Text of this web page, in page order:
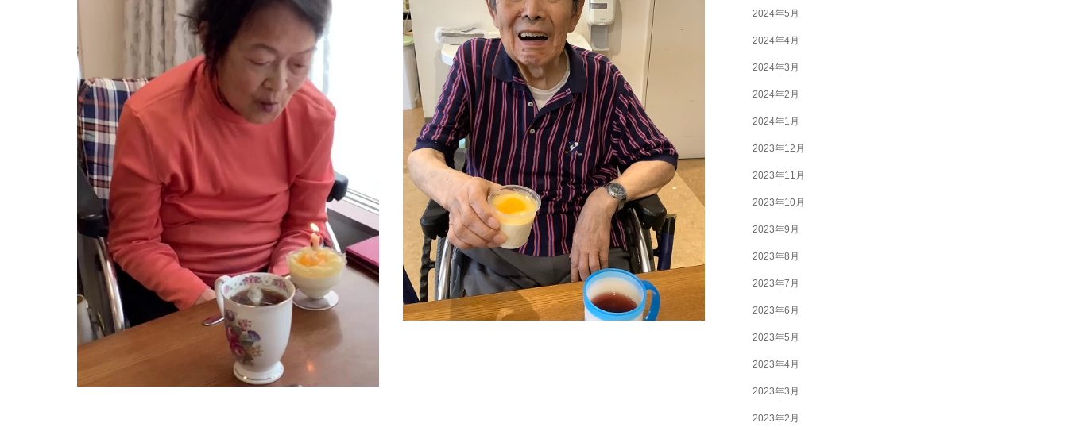
2024年5月
2024年4月
2024年3月
2024年2月
2024年1月
2023年12月
2023年11月
2023年10月
2023年9月
2023年8月
2023年7月
2023年6月
2023年5月
2023年4月
2023年3月
2023年2月